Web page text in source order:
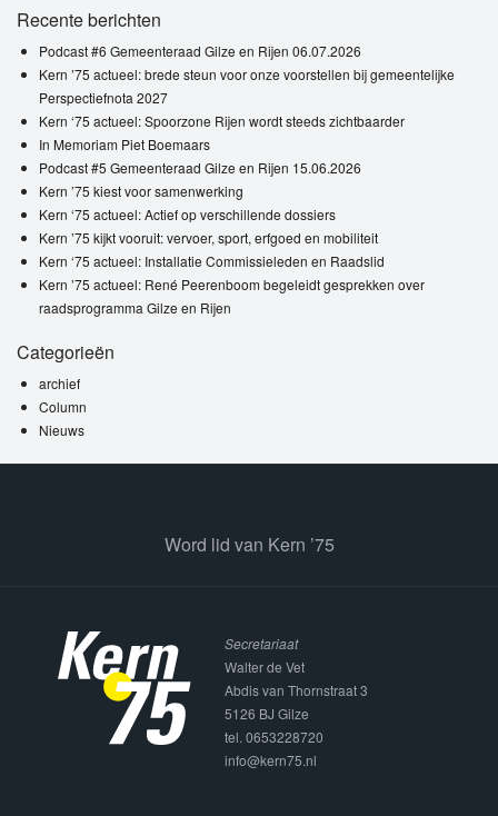
Recente berichten
Podcast #6 Gemeenteraad Gilze en Rijen 06.07.2026
Kern ’75 actueel: brede steun voor onze voorstellen bij gemeentelijke
Perspectiefnota 2027
Kern ‘75 actueel: Spoorzone Rijen wordt steeds zichtbaarder
In Memoriam Piet Boemaars
Podcast #5 Gemeenteraad Gilze en Rijen 15.06.2026
Kern ’75 kiest voor samenwerking
Kern ‘75 actueel: Actief op verschillende dossiers
Kern ’75 kijkt vooruit: vervoer, sport, erfgoed en mobiliteit
Kern ‘75 actueel: Installatie Commissieleden en Raadslid
Kern ’75 actueel: René Peerenboom begeleidt gesprekken over
raadsprogramma Gilze en Rijen
Categorieën
archief
Column
Nieuws
Word lid van Kern ’75
Secretariaat
Walter de Vet
Abdis van Thornstraat 3
5126 BJ Gilze
tel. 0653228720
info@kern75.nl